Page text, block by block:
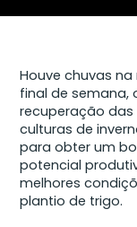
Houve chuvas
final de semana,
recuperação
culturas de
para obter um
potencial
melhores
plantio de trigo.